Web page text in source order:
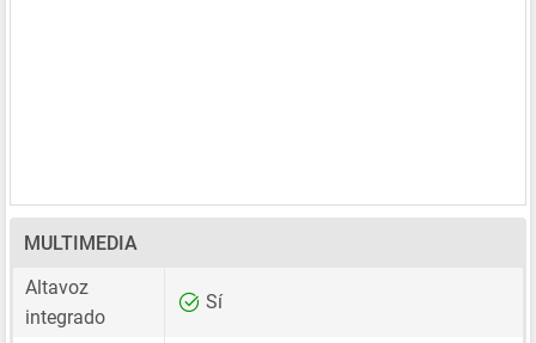
MULTIMEDIA
Altavoz
integrado
Sí